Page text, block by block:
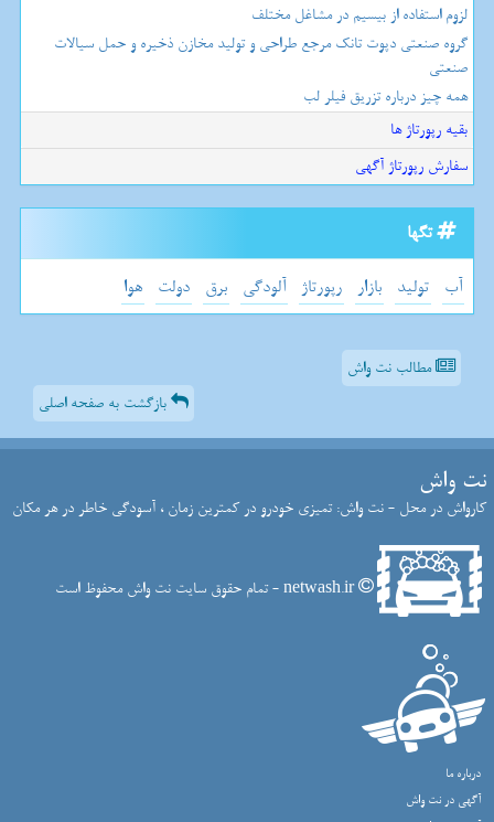
لزوم استفاده از بیسیم در مشاغل مختلف
گروه صنعتی دپوت تانک مرجع طراحی و تولید مخازن ذخیره و حمل سیالات
صنعتی
همه چیز درباره تزریق فیلر لب
بقیه رپورتاژ ها
سفارش رپورتاژ آگهی
تگها
آب تولید بازار رپورتاژ آلودگی برق دولت هوا
مطالب نت واش
بازگشت به صفحه اصلی
نت واش
کارواش در محل - نت واش: تمیزی خودرو در کمترین زمان ، آسودگی خاطر در هر مکان
netwash.ir - تمام حقوق سایت نت واش محفوظ است
درباره ما
آگهی در نت واش